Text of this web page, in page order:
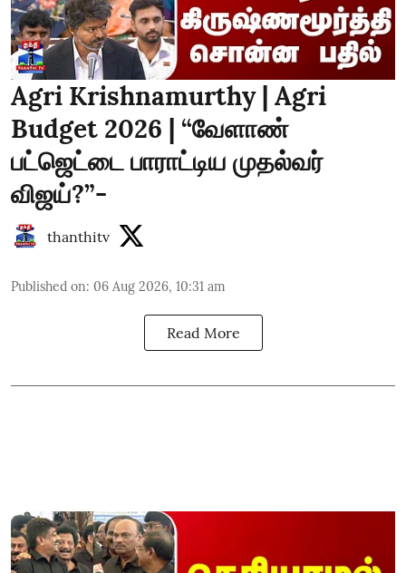
Agri Krishnamurthy | Agri
Budget 2026 | “வேளாண்
பட்ஜெட்டை பாராட்டிய முதல்வர்
விஜய்?”-
thanthitv
Published on: 06 Aug 2026, 10:31 am
Read More